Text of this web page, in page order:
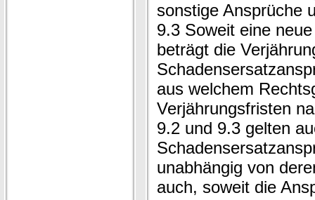
sonstige Ansprüche
9.3 Soweit eine
beträgt die
aus welchem
Verjährungsfristen
9.2 und 9.3 gelten
unabhängig von
auch, soweit die